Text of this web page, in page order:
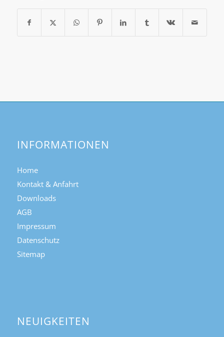
INFORMATIONEN
Home
Kontakt & Anfahrt
Downloads
AGB
Impressum
Datenschutz
Sitemap
NEUIGKEITEN